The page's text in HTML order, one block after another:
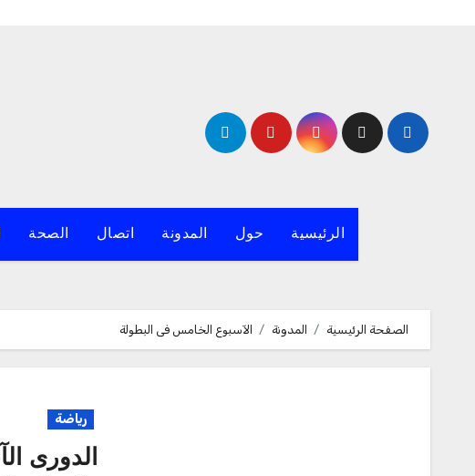
الرئيسية حول المدونة اتصال الصحة
الصفحة الرئيسية المدونة الآسبوع الخامس فى البطولة
رياضة
الدورى